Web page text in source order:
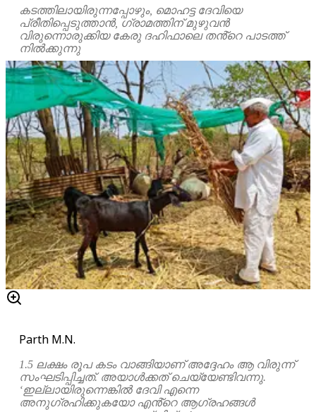
കടത്തിലായിരുന്നപ്പോഴും, മൊഹട്ട ദേവിയെ
പ്രീതിപ്പെടുത്താൻ, ഗ്രാമത്തിന് മുഴുവൻ
വിരുന്നൊരുക്കിയ കേരു ദഹിഫാലെ തൻ്റെ പാടത്ത്
നിൽക്കുന്നു
Parth M.N.
1.5 ലക്ഷം രൂപ കടം വാങ്ങിയാണ് അദ്ദേഹം ആ വിരുന്ന്
സംഘടിപ്പിച്ചത്. അയാൾക്കത് ചെയ്യേണ്ടിവന്നു.
‘ഇല്ലായിരുന്നെങ്കിൽ ദേവി എന്നെ
അനുഗ്രഹിക്കുകയോ എൻ്റെ ആഗ്രഹങ്ങൾ